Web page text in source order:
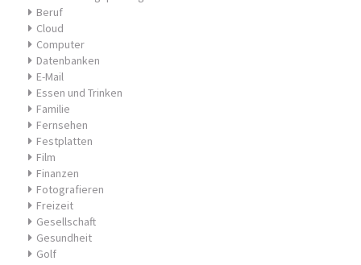
Beruf
Cloud
Computer
Datenbanken
E-Mail
Essen und Trinken
Familie
Fernsehen
Festplatten
Film
Finanzen
Fotografieren
Freizeit
Gesellschaft
Gesundheit
Golf